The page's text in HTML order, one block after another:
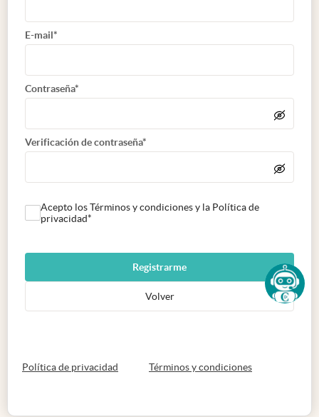
E-mail*
Contraseña*
Verificación de contraseña*
Acepto los Términos y condiciones y la Política de
privacidad*
Registrarme
Volver
Política de privacidad abre en nueva pestaña
Términos y condicionesabre en nueva